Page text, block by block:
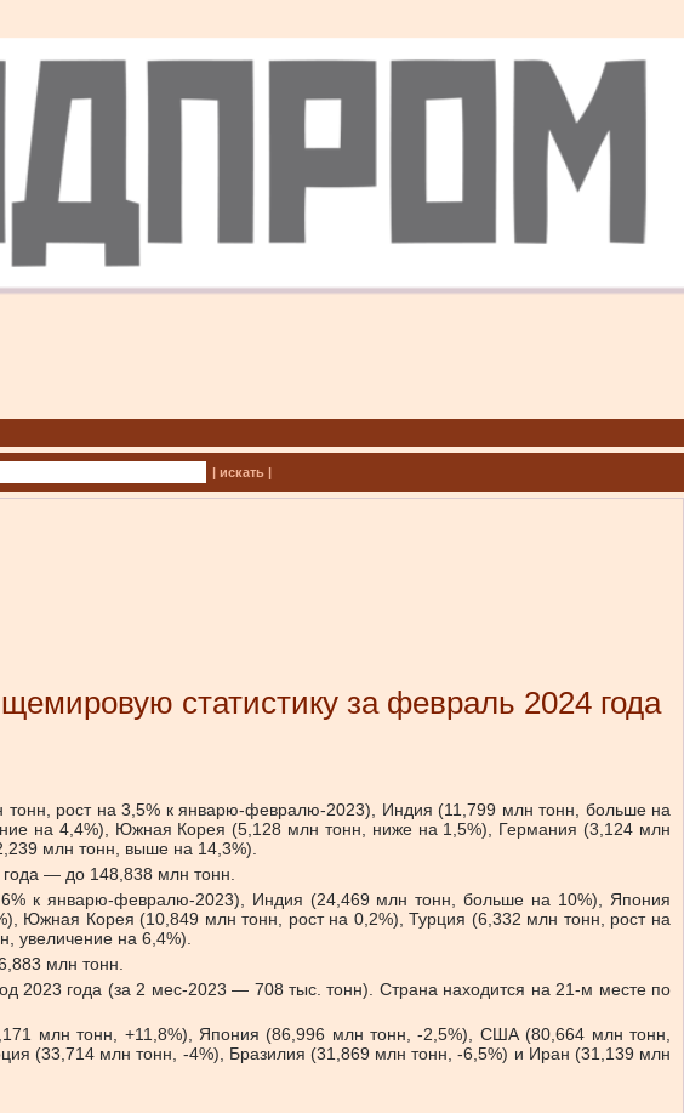
| искать |
статистику за февраль 2024 года
рост на 3,5% к январю-февралю-2023), Индия (11,799 млн тонн, больше на
на 4,4%), Южная Корея (5,128 млн тонн, ниже на 1,5%), Германия (3,124 млн
млн тонн, выше на 14,3%).
— до 148,838 млн тонн.
к январю-февралю-2023), Индия (24,469 млн тонн, больше на 10%), Япония
Южная Корея (10,849 млн тонн, рост на 0,2%), Турция (6,332 млн тонн, рост на
увеличение на 6,4%).
млн тонн.
2023 года (за 2 мес-2023 — 708 тыс. тонн). Страна находится на 21-м месте по
млн тонн, +11,8%), Япония (86,996 млн тонн, -2,5%), США (80,664 млн тонн,
(33,714 млн тонн, -4%), Бразилия (31,869 млн тонн, -6,5%) и Иран (31,139 млн